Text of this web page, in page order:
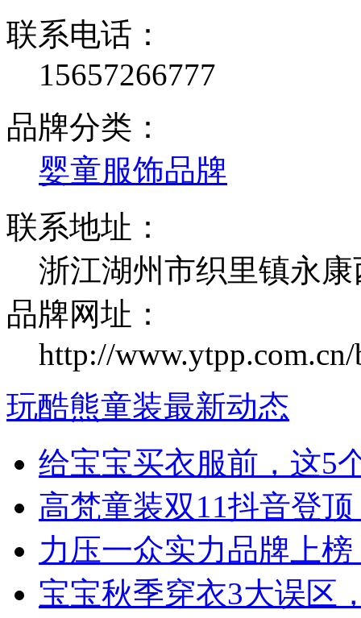
联系电话：
15657266777
品牌分类：
婴童服饰品牌
联系地址：
浙江湖州市织里镇永康
品牌网址：
http://
玩酷熊童装最新动态
给宝宝买衣服前，这5
高梵童装双11抖音登
力压一众实力品牌上
宝宝秋季穿衣3大误区